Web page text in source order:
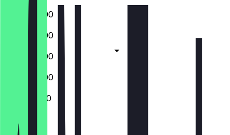
09:00 - 19:00
09:00 - 19:00
09:00 - 19:00
09:00 - 19:00
10:00 - 19:00